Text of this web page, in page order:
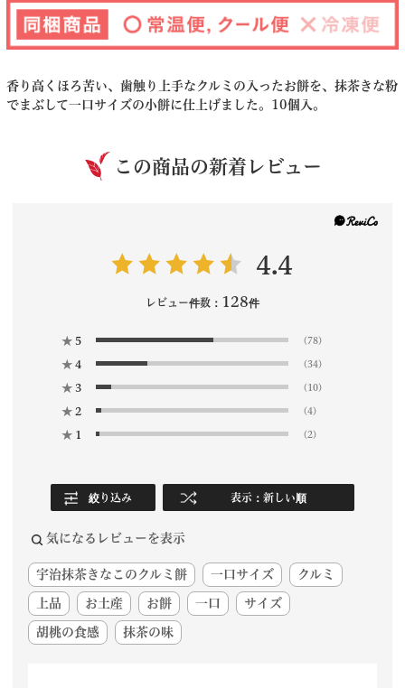
香り高くほろ苦い、歯触り上手なクルミの入ったお餅を、抹茶きな粉
でまぶして一口サイズの小餅に仕上げました。10個入。
この商品の新着レビュー
4.4
レビュー件数： 128件
★ 5 (78)
★ 4 (34)
★ 3 (10)
★ 2 (4)
★ 1 (2)
絞り込み 表示：新しい順
気になるレビューを表示
宇治抹茶きなこのクルミ餅 一口サイズ クルミ
上品 お土産 お餅 一口 サイズ
胡桃の食感 抹茶の味